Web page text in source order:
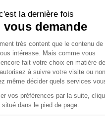
ses propres moyens